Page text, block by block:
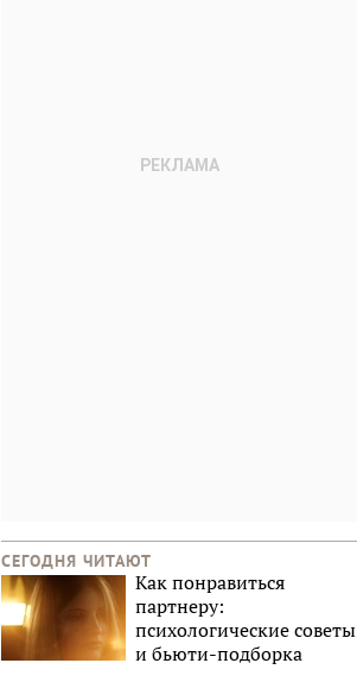
СЕГОДНЯ ЧИТАЮТ
Как понравиться
партнеру:
психологические советы
и бьюти-подборка